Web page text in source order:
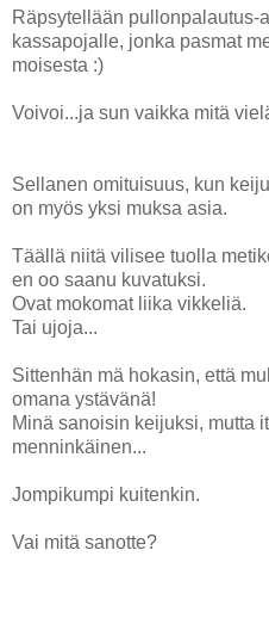
Räpsytellään pullonpalautus-
kassapojalle, jonka pasmat
moisesta :)
Voivoi...ja sun vaikka mitä
Sellanen omituisuus, kun
on myös yksi muksa asia.
Täällä niitä vilisee tuolla
en oo saanu kuvatuksi.
Ovat mokomat liika vikkeliä.
Tai ujoja...
Sittenhän mä hokasin, että
omana ystävänä!
Minä sanoisin keijuksi, mutta
menninkäinen...
Jompikumpi kuitenkin.
Vai mitä sanotte?